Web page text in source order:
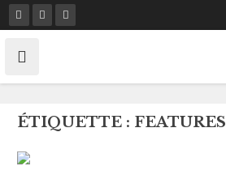
Skip
to
content
ÉTIQUETTE : FEATURES